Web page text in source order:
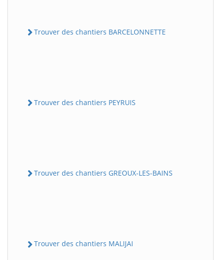
Trouver des chantiers BARCELONNETTE
Trouver des chantiers PEYRUIS
Trouver des chantiers GREOUX-LES-BAINS
Trouver des chantiers MALIJAI